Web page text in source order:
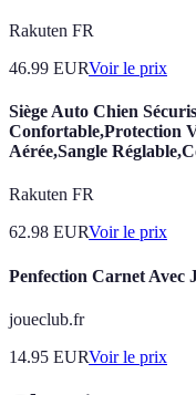
Rakuten FR
46.99 EURVoir le prix
Siège Auto Chien
Confortable,Protection
Aérée,Sangle
Rakuten FR
62.98 EURVoir le prix
Penfection Carnet Avec
joueclub.fr
14.95 EURVoir le prix